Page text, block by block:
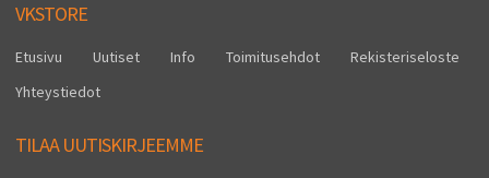
VKSTORE
Etusivu Uutiset Info Toimitusehdot
Rekisteriseloste
Yhteystiedot
TILAA UUTISKIRJEEMME